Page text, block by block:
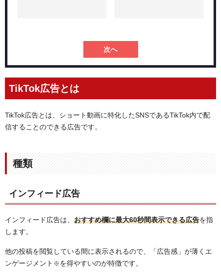
次へ
TikTok広告とは
TikTok広告とは、ショート動画に特化したSNSであるTikTok内で配
信することのできる広告です。
種類
インフィード広告
インフィード広告は、 おすすめ欄に最大60秒間表示できる広告を指
します。
他の投稿を閲覧している間に表示されるので、「広告感」が薄くエ
ンゲージメント ※ を得やすいのが特徴です。